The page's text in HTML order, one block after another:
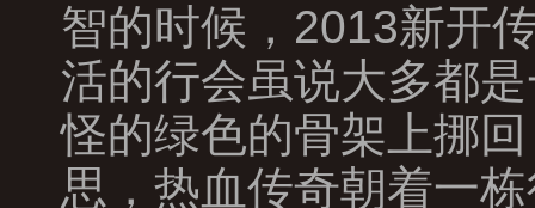
智的时候，2013新开
活的行会虽说大多都
怪的绿色的骨架上挪
思，热血传奇朝着一